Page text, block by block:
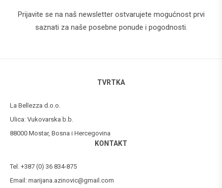
Prijavite se na naš newsletter ostvarujete mogućnost prvi
saznati za naše posebne ponude i pogodnosti.
TVRTKA
La Bellezza d.o.o.
Ulica: Vukovarska b.b.
88000 Mostar, Bosna i Hercegovina
KONTAKT
Tel. +387 (0) 36 834-875
Email: marijana.azinovic@gmail.com